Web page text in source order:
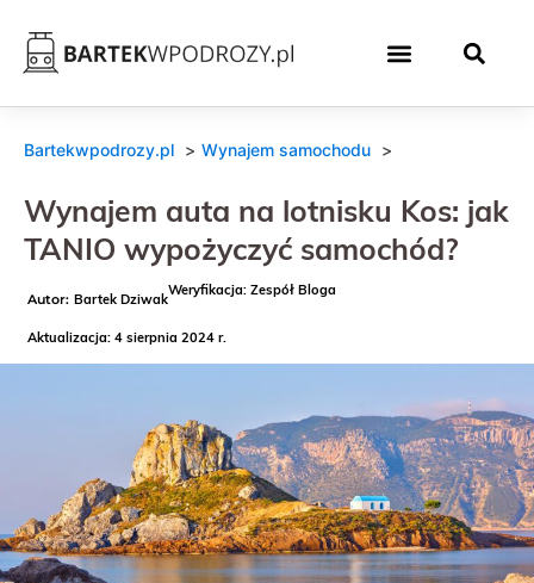
Bartekwpodrozy.pl Wynajem samochodu
Wynajem auta na lotnisku Kos: jak
TANIO wypożyczyć samochód?
Bartek Dziwak
Weryfikacja: Zespół Bloga
Aktualizacja: 4 sierpnia 2024 r.